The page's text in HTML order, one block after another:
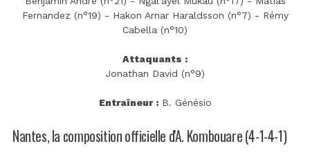
Fernandez (n°19) - Hakon Arnar Haraldsson (n°7) - Rémy
Cabella (n°10)
Attaquants :
Jonathan David (n°9)
Entraîneur :B. Génésio
Nantes, la composition officielle d'A. Kombouare (4-1-4-1)